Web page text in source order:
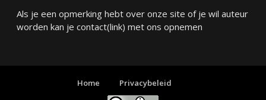
Als je een opmerking hebt over onze site of je wil auteur
worden kan je contact(link) met ons opnemen
Home Privacybeleid